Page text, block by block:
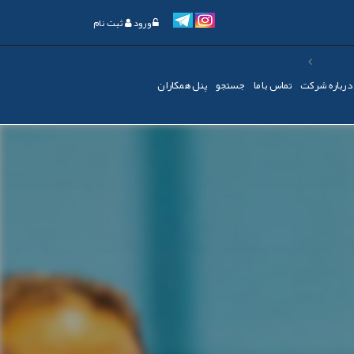
ورود ثبت نام
درباره شرکت تماس با ما جستجو پنل همکاران